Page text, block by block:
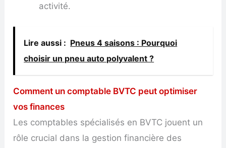
activité.
Lire aussi : Pneus 4 saisons : Pourquoi
choisir un pneu auto polyvalent ?
Comment un comptable BVTC peut optimiser
vos finances
Les comptables spécialisés en BVTC jouent un
rôle crucial dans la gestion financière des